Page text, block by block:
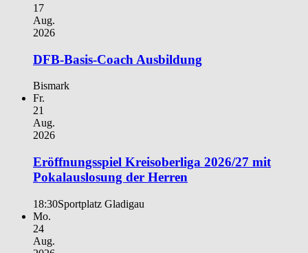
17
Aug.
2026
DFB-Basis-Coach Ausbildung
Bismark
Fr.
21
Aug.
2026
Eröffnungsspiel Kreisoberliga 2026/27 mit
Pokalauslosung der Herren
18:30Sportplatz Gladigau
Mo.
24
Aug.